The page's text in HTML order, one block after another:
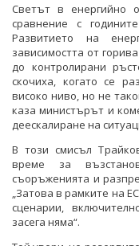
Светът в енергийно
сравнение с
Развитието на
зависимостта от
до контролирани
скочиха, когато се
високо ниво, но не
каза министърът и
деескалиране на
В този смисъл
време за
съоръженията и
„Затова в рамките на
сценарии,
засега няма“.